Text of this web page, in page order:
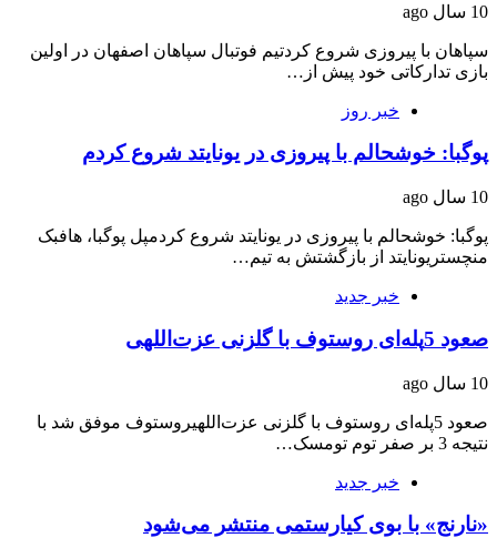
10 سال ago
سپاهان با پیروزی شروع کردتیم فوتبال سپاهان اصفهان در اولین
بازی تدارکاتی خود پیش از…
خبر روز
پوگبا: خوشحالم با پیروزی در یونایتد شروع کردم
10 سال ago
پوگبا: خوشحالم با پیروزی در یونایتد شروع کردمپل پوگبا، هافبک
منچستریونایتد از بازگشتش به تیم…
خبر جدید
صعود 5پله‌ای روستوف با گلزنی عزت‌اللهی
10 سال ago
صعود 5پله‌ای روستوف با گلزنی عزت‌اللهیروستوف موفق شد با
نتیجه 3 بر صفر توم تومسک…
خبر جدید
«نارنج» با بوی کیارستمی منتشر می‌شود